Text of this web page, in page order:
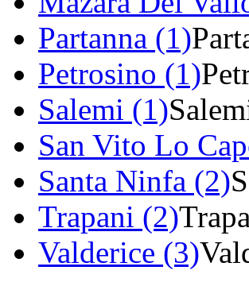
Partanna (1)
Petrosino (1)
Salemi (1)
San Vito Lo
Santa Ninfa (2)
Trapani (2)
Valderice (3)